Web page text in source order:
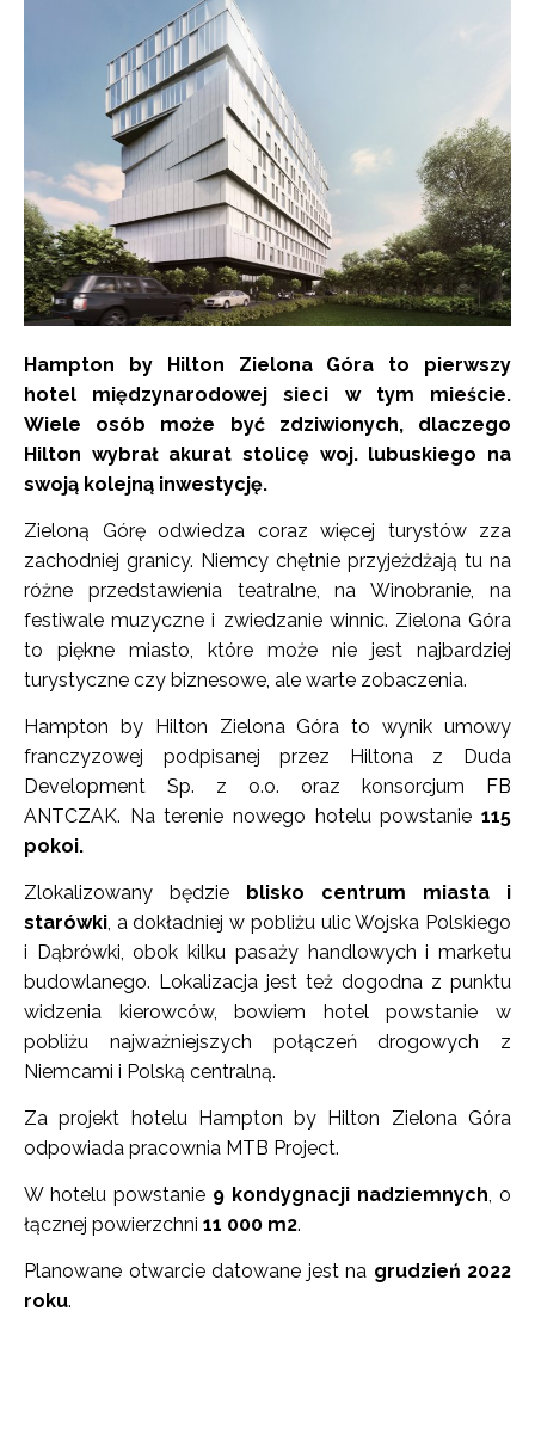
Hampton by Hilton Zielona Góra to pierwszy
hotel międzynarodowej sieci w tym mieście.
Wiele osób może być zdziwionych, dlaczego
Hilton wybrał akurat stolicę woj. lubuskiego na
swoją kolejną inwestycję.
Zieloną Górę odwiedza coraz więcej turystów zza
zachodniej granicy. Niemcy chętnie przyjeżdżają tu na
różne przedstawienia teatralne, na Winobranie, na
festiwale muzyczne i zwiedzanie winnic. Zielona Góra
to piękne miasto, które może nie jest najbardziej
turystyczne czy biznesowe, ale warte zobaczenia.
Hampton by Hilton Zielona Góra to wynik umowy
franczyzowej podpisanej przez Hiltona z Duda
Development Sp. z o.o. oraz konsorcjum FB
ANTCZAK. Na terenie nowego hotelu powstanie 115
pokoi.
Zlokalizowany będzie blisko centrum miasta i
starówki , a dokładniej w pobliżu ulic Wojska Polskiego
i Dąbrówki, obok kilku pasaży handlowych i marketu
budowlanego. Lokalizacja jest też dogodna z punktu
widzenia kierowców, bowiem hotel powstanie w
pobliżu najważniejszych połączeń drogowych z
Niemcami i Polską centralną.
Za projekt hotelu Hampton by Hilton Zielona Góra
odpowiada pracownia MTB Project.
W hotelu powstanie 9 kondygnacji nadziemnych , o
łącznej powierzchni 11 000 m2.
Planowane otwarcie datowane jest na grudzień 2022
roku.